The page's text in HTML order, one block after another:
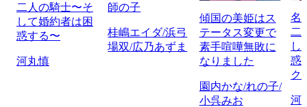
二人の騎士〜そ
して婚約者は困
惑する〜
河丸慎
師の子
桂嶋エイダ/浜弓
場双/広乃あずま
傾国の美姫はス
テータス変更で
素手喧嘩無敗に
なりました
園内かな/れの子/
小呉みお
名
二
し
惑
ク
河